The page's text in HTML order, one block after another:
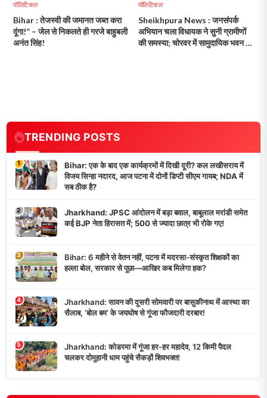
पॉलिटिकल
Bihar : तेजस्वी की जमानत जब्त करा
दूंगा!” – जेल से निकलते ही गरजे बाहुबली
अनंत सिंह!
पॉलिटिकल
Sheikhpura News : जनसंपर्क
अभियान चला विधायक ने सुनी ग्रामीणों
की समस्या; चोरवर में सामुदायिक भवन का
TRENDING POSTS
1
Bihar: एक के बाद एक कार्यक्रमों में दिखी दूरी? कल लखीसराय में
विजय सिन्हा नदारद, आज पटना में दोनों डिप्टी सीएम गायब; NDA में
सब ठीक है?
2
Jharkhand: JPSC आंदोलन में बड़ा बवाल, बाबूलाल मरांडी समेत
कई BJP नेता हिरासत में; 500 से ज्यादा छात्र भी रोके गए!
3
Bihar: 6 महीने से वेतन नहीं, पटना में मदरसा-संस्कृत शिक्षकों का
हल्ला बोल, सरकार से पूछा—आखिर कब मिलेगा हक?
4
Jharkhand: सावन की दूसरी सोमवारी पर बासुकीनाथ में आस्था का
सैलाब, ‘बोल बम’ के जयघोष से गूंजा फौजदारी दरबार!
5
Jharkhand: कोडरमा में गूंजा हर-हर महादेव, 12 किमी पैदल
चलकर दोमुहानी धाम पहुंचे सैकड़ों शिवभक्त!